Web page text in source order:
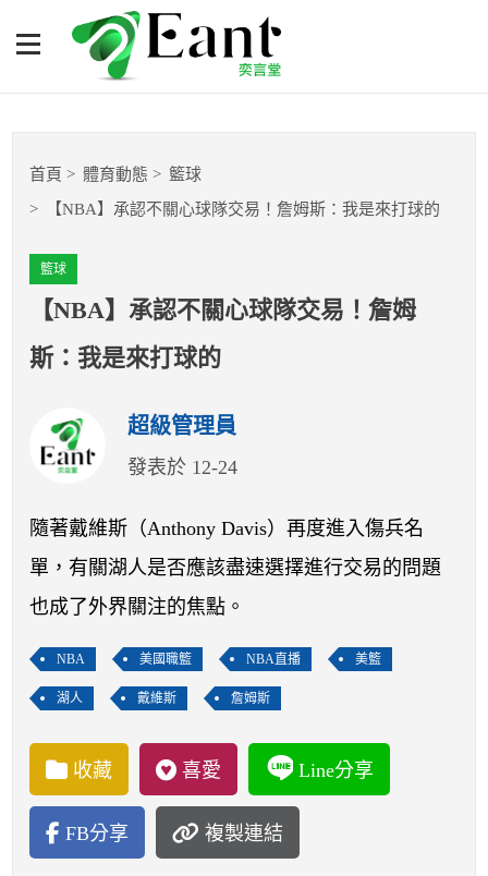
【NBA】承認不關心球隊交
易！詹姆斯：我是來打球的
籃球
球隊數據
運彩報報
明星分析師
首頁 體育動態 籃球
【NBA】承認不關心球隊交易！詹姆斯：我是來打球的
籃球
【NBA】承認不關心球隊交易！詹姆
斯：我是來打球的
超級管理員
發表於 12-24
隨著戴維斯（Anthony Davis）再度進入傷兵名
單，有關湖人是否應該盡速選擇進行交易的問題
也成了外界關注的焦點。
NBA 美國職籃 NBA直播 美籃
湖人 戴維斯 詹姆斯
收藏 喜愛 Line分享
FB分享 複製連結